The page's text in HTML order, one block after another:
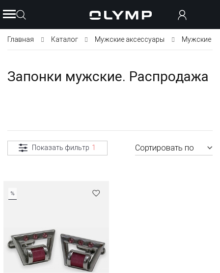
Главная Каталог Мужские аксессуары Мужские
Запонки мужские. Распродажа
Показать фильтр 1 Сортировать по
%